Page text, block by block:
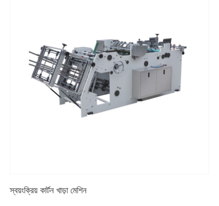
স্বয়ংক্রিয় কার্টন খাড়া মেশিন